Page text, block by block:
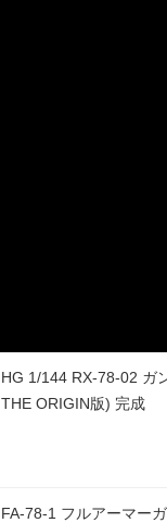
HG 1/144 RX-78-02 ガ
THE ORIGIN版) 完成
FA-78-1 フルアーマー